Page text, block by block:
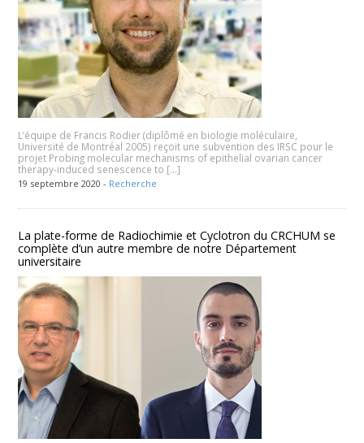
L’équipe de Francis Rodier (diplômé en biologie moléculaire,
Université de Montréal 2005) reçoit une subvention des IRSC pour le
projet Probing molecular mechanisms of epithelial ovarian cancer
therapy-induced senescence to […]
19 septembre 2020 - Recherche
La plate-forme de Radiochimie et Cyclotron du CRCHUM se
complète d’un autre membre de notre Département
universitaire